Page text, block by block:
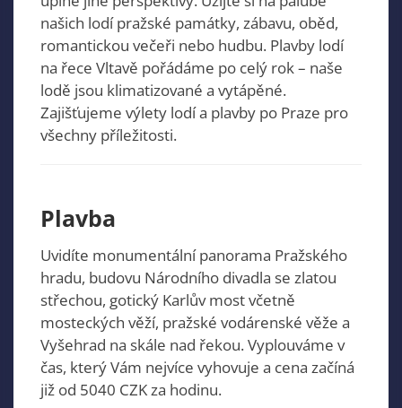
našich lodí pražské památky, zábavu, oběd,
romantickou večeři nebo hudbu. Plavby lodí
na řece Vltavě pořádáme po celý rok – naše
lodě jsou klimatizované a vytápěné.
Zajišťujeme výlety lodí a plavby po Praze pro
všechny příležitosti.
Plavba
Uvidíte monumentální panorama Pražského
hradu, budovu Národního divadla se zlatou
střechou, gotický Karlův most včetně
mosteckých věží, pražské vodárenské věže a
Vyšehrad na skále nad řekou. Vyplouváme v
čas, který Vám nejvíce vyhovuje a cena začíná
již od 5040 CZK za hodinu.